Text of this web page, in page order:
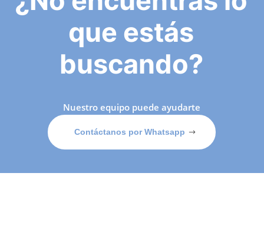
que estás
buscando?
Nuestro equipo puede ayudarte
Contáctanos por Whatsapp